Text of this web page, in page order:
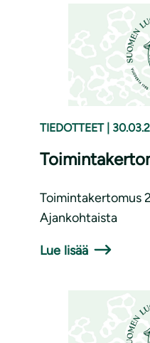
TIEDOTTEET
Toimintakertomus
Ajankohtaista
Lue lisää